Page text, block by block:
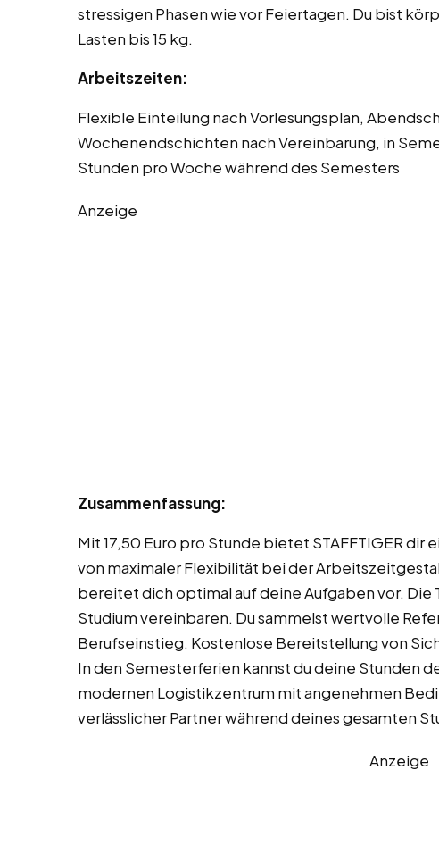
stressigen Phasen wie vor Feiertagen. Du bist
Lasten bis 15 kg.
Arbeitszeiten:
Flexible Einteilung nach Vorlesungsplan,
Wochenendschichten nach Vereinbarung, in
Stunden pro Woche während des Semesters
Anzeige
Zusammenfassung:
Mit 17,50 Euro pro Stunde bietet STAFFTIGER
von maximaler Flexibilität bei der
bereitet dich optimal auf deine Aufgaben vor.
Studium vereinbaren. Du sammelst wertvolle
Berufseinstieg. Kostenlose Bereitstellung von
In den Semesterferien kannst du deine Stunden
modernen Logistikzentrum mit angenehmen
verlässlicher Partner während deines gesamten
Anzeige